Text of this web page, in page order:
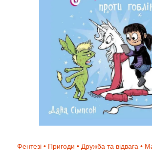
Фентезі • Пригоди • Дружба та відвага •